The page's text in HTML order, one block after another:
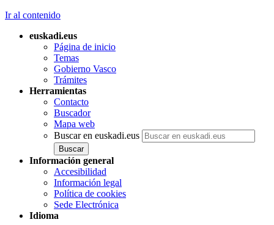
Ir al contenido
euskadi.eus
Página de inicio
Temas
Gobierno Vasco
Trámites
Herramientas
Contacto
Buscador
Mapa web
Buscar en euskadi.eus
Información general
Accesibilidad
Información legal
Política de cookies
Sede Electrónica
Idioma